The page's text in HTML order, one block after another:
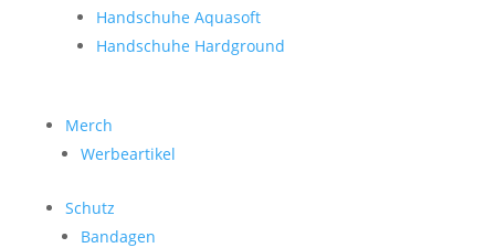
Handschuhe Aquasoft
Handschuhe Hardground
Merch
Werbeartikel
Schutz
Bandagen